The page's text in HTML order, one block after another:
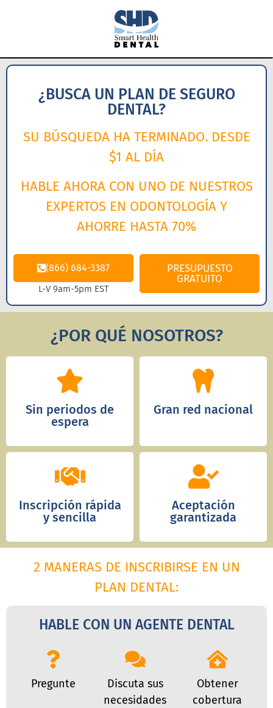
¿BUSCA UN PLAN DE SEGURO
DENTAL?
SU BÚSQUEDA HA TERMINADO. DESDE
$1 AL DÍA
HABLE AHORA CON UNO DE NUESTROS
EXPERTOS EN ODONTOLOGÍA Y
AHORRE HASTA 70%
(866) 684-3387
L-V 9am-5pm EST
PRESUPUESTO
GRATUITO
¿POR QUÉ NOSOTROS?
Sin periodos de
espera
Gran red nacional
Inscripción rápida
y sencilla
Aceptación
garantizada
2 MANERAS DE INSCRIBIRSE EN UN
PLAN DENTAL:
HABLE CON UN AGENTE DENTAL
Pregunte
Discuta sus
necesidades
Obtener
cobertura